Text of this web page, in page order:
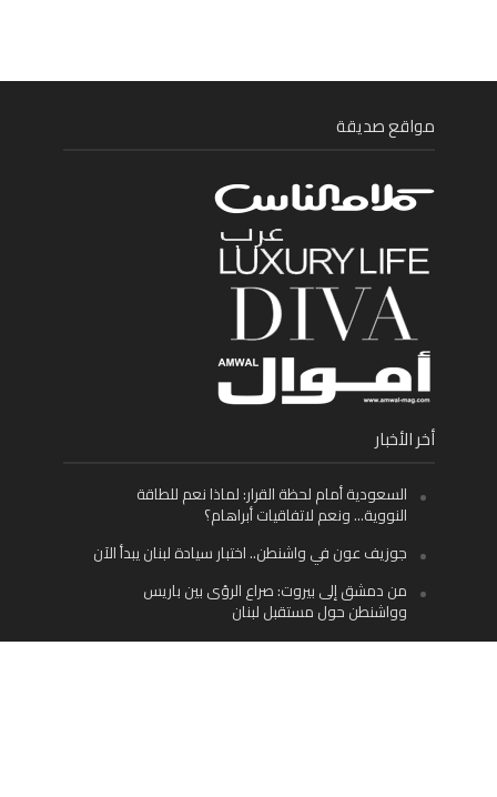
مواقع صديقة
أخر الأخبار
السعودية أمام لحظة القرار: لماذا نعم للطاقة
النووية… ونعم لاتفاقيات أبراهام؟
جوزيف عون في واشنطن.. اختبار سيادة لبنان يبدأ الآن
من دمشق إلى بيروت: صراع الرؤى بين باريس
وواشنطن حول مستقبل لبنان
اليسار اللبناني «اليقظ» وسيادة الدولة: لماذا يُعدّ نزع